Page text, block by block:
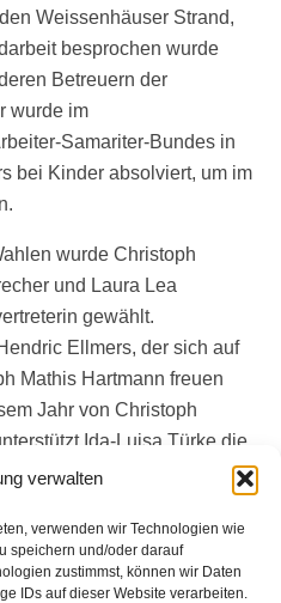
verwalten
verwenden wir Technologien wie
speichern und/oder darauf
zustimmst, können wir Daten
IDs auf dieser Website verarbeiten.
Weissenhäuser Strand,
besprochen wurde
Betreuern der
wurde im
Samariter-Bundes in
bei Kinder absolviert, um im
wurde Christoph
und Laura Lea
gewählt.
Ellmers, der sich auf
Mathis Hartmann freuen
Jahr von Christoph
Ida-Luisa Türke die
hob Nils Lüßen die
in den aktiven
hervor. Hier kann den